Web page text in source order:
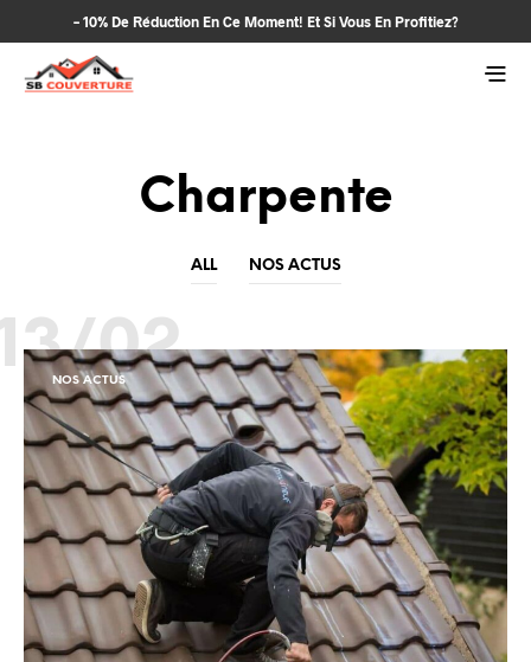
– 10% De Réduction En Ce Moment! Et Si Vous En Profitiez?
Charpente
ALL NOS ACTUS
02
NOS ACTUS